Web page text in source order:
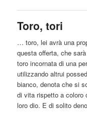
Toro, tori
… toro, lei avrà una
questa offerta, che
toro incornata di una
utilizzandoaltrui
bianco, denota che si
di vita rispetto a coloro
loro dio. E di solito